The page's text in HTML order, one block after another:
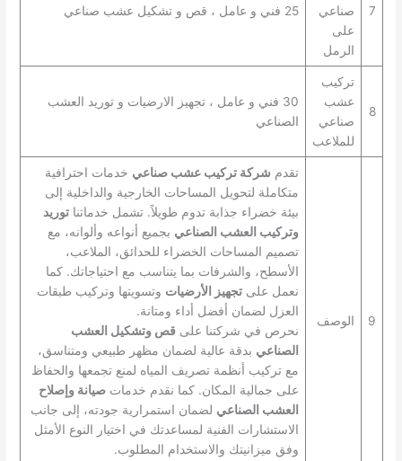
7
صناعي
على
الرمل
25 فني و عامل ، قص و تشكيل عشب صناعي
8
تركيب
عشب
صناعي
للملاعب
30 فني و عامل ، تجهيز الارضيات و توريد العشب
الصناعي
9 الوصف
تقدم شركة تركيب عشب صناعي خدمات احترافية
متكاملة لتحويل المساحات الخارجية والداخلية إلى
بيئة خضراء جذابة تدوم طويلاً. تشمل خدماتنا توريد
وتركيب العشب الصناعي بجميع أنواعه وألوانه، مع
تصميم المساحات الخضراء للحدائق، الملاعب،
الأسطح، والشرفات بما يتناسب مع احتياجاتك. كما
نعمل على تجهيز الأرضيات وتسويتها وتركيب طبقات
العزل لضمان أفضل أداء ومتانة.
نحرص في شركتنا على قص وتشكيل العشب
الصناعي بدقة عالية لضمان مظهر طبيعي ومتناسق،
مع تركيب أنظمة تصريف المياه لمنع تجمعها والحفاظ
على جمالية المكان. كما نقدم خدمات صيانة وإصلاح
العشب الصناعي لضمان استمرارية جودته، إلى جانب
الاستشارات الفنية لمساعدتك في اختيار النوع الأمثل
وفق ميزانيتك والاستخدام المطلوب.